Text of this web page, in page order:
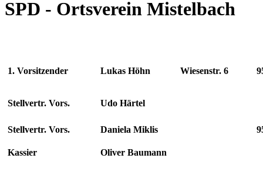
SPD - Ortsverein Mistelbach
1. Vorsitzender Lukas Höhn Wiesenstr. 6
Stellvertr. Vors. Udo Härtel
Stellvertr. Vors. Daniela Miklis
Kassier Oliver Baumann